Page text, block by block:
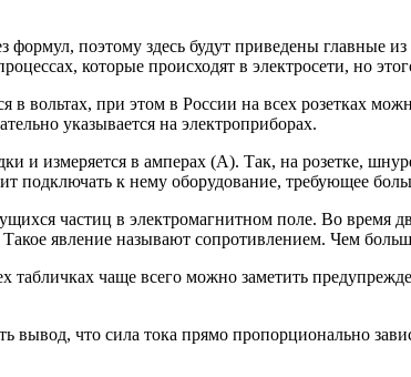
формул, поэтому здесь будут приведены
которые происходят в электросети, но
в вольтах, при этом в России на всех розетках
указывается на электроприборах.
и измеряется в амперах (А). Так, на розетке,
подключать к нему оборудование, требующее
частиц в электромагнитном поле. Во время
явление называют сопротивлением. Чем
табличках чаще всего можно заметить
вывод, что сила тока прямо пропорционально